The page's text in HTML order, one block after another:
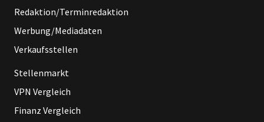
Redaktion/Terminredaktion
Werbung/Mediadaten
Verkaufsstellen
Stellenmarkt
VPN Vergleich
Finanz Vergleich